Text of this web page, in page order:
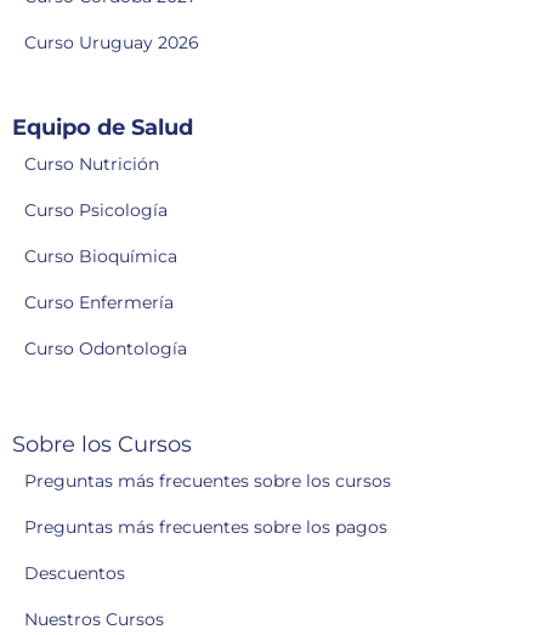
Curso Uruguay 2026
Equipo de Salud
Curso Nutrición
Curso Psicología
Curso Bioquímica
Curso Enfermería
Curso Odontología
Sobre los Cursos
Preguntas más frecuentes sobre los cursos
Preguntas más frecuentes sobre los pagos
Descuentos
Nuestros Cursos